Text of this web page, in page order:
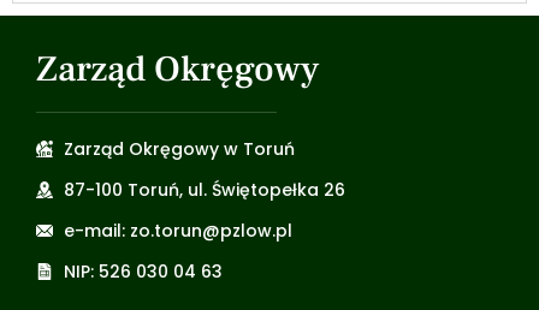
Zarząd Okręgowy
Zarząd Okręgowy w Toruń
87-100 Toruń, ul. Świętopełka 26
e-mail: zo.torun@pzlow.pl
NIP: 526 030 04 63